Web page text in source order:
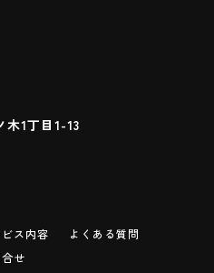
木1丁目1-13
ス内容
よくある質問
せ